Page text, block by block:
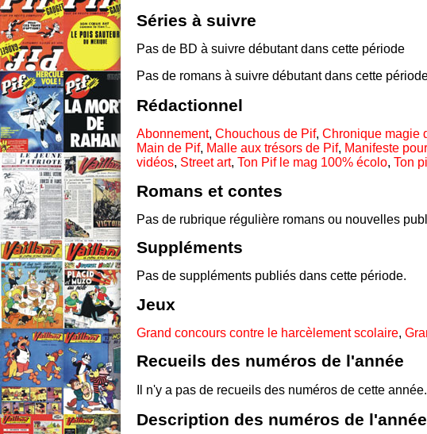
Séries à suivre
Pas de BD à suivre débutant dans cette période
Pas de romans à suivre débutant dans cette
Rédactionnel
Abonnement, Chouchous de Pif, Chronique magie
Main de Pif, Malle aux trésors de Pif, Manifeste
vidéos, Street art, Ton Pif le mag 100% écolo, Ton
Romans et contes
Pas de rubrique régulière romans ou nouvelles
Suppléments
Pas de suppléments publiés dans cette période.
Jeux
Grand concours contre le harcèlement scolaire,
Recueils des numéros de l'année
Il n'y a pas de recueils des numéros de cette année.
Description des numéros de l'année